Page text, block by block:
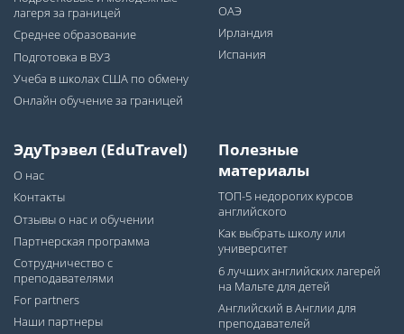
лагеря за границей
Среднее образование
Подготовка в ВУЗ
Учеба в школах США по обмену
Онлайн обучение за границей
ОАЭ
Ирландия
Испания
ЭдуТрэвел (EduTravel)
О нас
Контакты
Отзывы о нас и обучении
Партнерская программа
Сотрудничество с
преподавателями
For partners
Наши партнеры
Полезные
материалы
ТОП-5 недорогих курсов
английского
Как выбрать школу или
университет
6 лучших английских лагерей
на Мальте для детей
Английский в Англии для
преподавателей